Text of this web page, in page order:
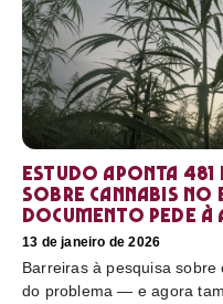
Estudo aponta
sobre cannabis no
documento pede à
13 de janeiro de 2026
Barreiras à pesquisa
do problema — e agora